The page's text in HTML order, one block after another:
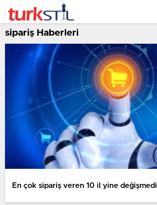
sipariş Haberleri
En çok sipariş veren 10 il yine değişmedi